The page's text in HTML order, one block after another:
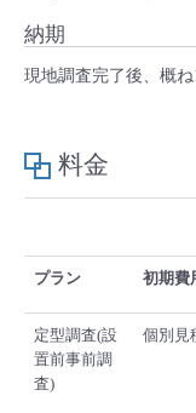
納期
現地調査完了後、概
料金
プラン 初期費
定型調査(設
置前事前調
査)
個別見